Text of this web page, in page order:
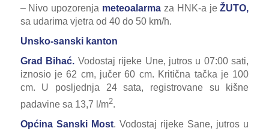
– Nivo upozorenja meteoalarma za HNK-a jeŽUTO,
sa udarima vjetra od 40 do 50 km/h.
Unsko-sanski kanton
Grad Bihać. Vodostaj rijeke Une, jutros u 07:00 sati,
iznosio je 62 cm, jučer 60 cm. Kritična tačka je 100
cm. U posljednja 24 sata, registrovane su kišne
padavine sa 13,7 l/m2.
Općina Sanski Most. Vodostaj rijeke Sane, jutros u